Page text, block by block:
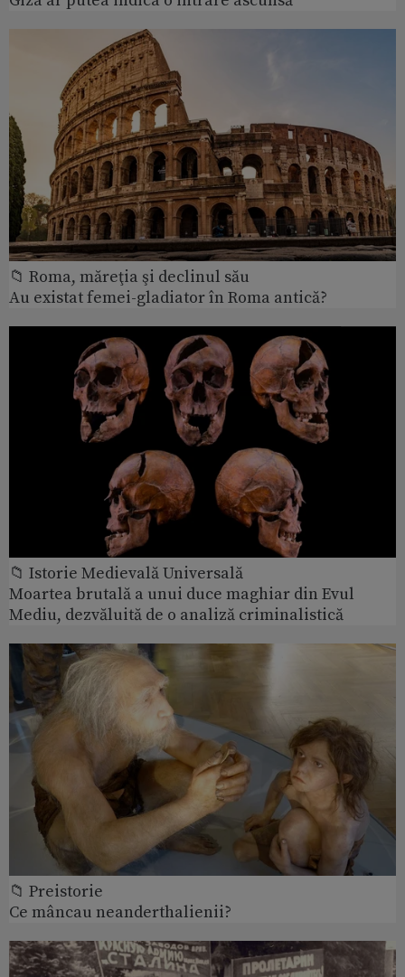
📁 Roma, măreţia şi declinul său
Au existat femei-gladiator în Roma antică?
📁 Istorie Medievală Universală
Moartea brutală a unui duce maghiar din Evul
Mediu, dezvăluită de o analiză criminalistică
📁 Preistorie
Ce mâncau neanderthalienii?